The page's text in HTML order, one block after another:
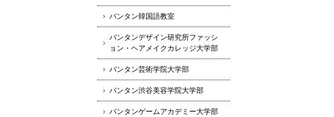
バンタン韓国語教室
バンタンデザイン研究所ファッシ
ョン・ヘアメイクカレッジ大学部
バンタン芸術学院大学部
バンタン渋谷美容学院大学部
バンタンゲームアカデミー大学部